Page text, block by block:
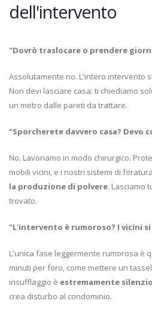
dell'intervento
"Dovrò traslocare o prendere
Assolutamente no. L'intero intervento
Non devi lasciare casa: ti chiediamo
un metro dalle pareti da trattare.
"Sporcherete davvero casa? Devo
No. Lavoriamo in modo chirurgico.
mobili vicini, e i nostri sistemi di
la produzione di polvere. Lasciamo
trovato.
"L'intervento è rumoroso? I vicini
L'unica fase leggermente rumorosa è
minuti per foro, come mettere un
insufflaggio è estremamente
crea disturbo al condominio.